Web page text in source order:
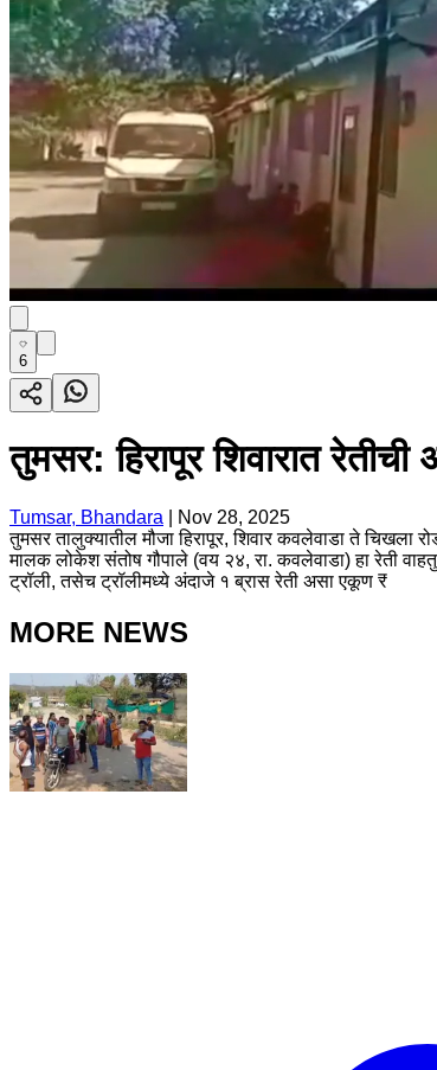
6
तुमसर: हिरापूर शिवारात
Tumsar, Bhandara
Nov 28, 2025
तुमसर तालुक्यातील मौजा हिरापूर, शिवार कवलेवाडा ते चिखला
मालक लोकेश संतोष गौपाले (वय २४, रा. कवलेवाडा) हा रेती
ट्रॉली, तसेच ट्रॉलीमध्ये अंदाजे १ ब्रास रेती असा एकूण ₹
MORE NEWS